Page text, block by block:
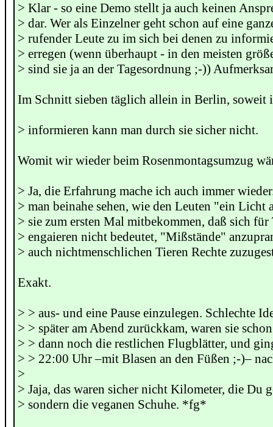
> Klar - so eine Demo stellt ja auch keinen
> dar. Wer als Einzelner geht schon auf eine
> rufender Leute zu im sich bei denen zu
> erregen (wenn überhaupt - in den meisten
> sind sie ja an der Tagesordnung ;-))
Im Schnitt sieben täglich allein in Berlin, soweit
> informieren kann man durch sie sicher nicht.
Womit wir wieder beim Rosenmontagsumzug
> Ja, die Erfahrung mache ich auch immer
> man beinahe sehen, wie den Leuten "ein Licht
> sie zum ersten Mal mitbekommen, daß sich für
> engaieren nicht bedeutet, "Mißstände"
> auch nichtmenschlichen Tieren Rechte
Exakt.
> > aus- und eine Pause einzulegen. Schlechte
> > später am Abend zurückkam, waren sie
> > dann noch die restlichen Flugblätter, und
> > 22:00 Uhr –mit Blasen an den Füßen ;-)–
>
> Jaja, das waren sicher nicht Kilometer, die Du
> sondern die veganen Schuhe. *fg*